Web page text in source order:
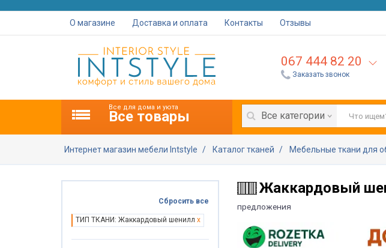
О магазине Доставка и оплата Контакты Отзывы
067 444 82 20
Заказать звонок
Все для дома и уюта
Все товары Все категории
Интернет магазин мебели Intstyle Каталог тканей Мебельные ткани для
Жаккардовый
предложения
Сбросить все
ТИП ТКАНИ: Жаккардовый шенилл x